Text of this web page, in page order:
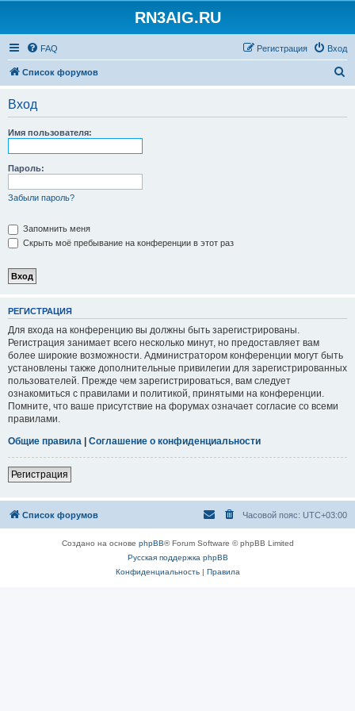
RN3AIG.RU
FAQ Вход
Регистрация
Список форумов
Вход
Имя пользователя:
Пароль:
Забыли пароль?
Запомнить меня
Скрыть моё пребывание на конференции в этот раз
РЕГИСТРАЦИЯ
Для входа на конференцию вы должны быть зарегистрированы.
Регистрация занимает всего несколько минут, но предоставляет вам
более широкие возможности. Администратором конференции могут быть
установлены также дополнительные привилегии для зарегистрированных
пользователей. Прежде чем зарегистрироваться, вам следует
ознакомиться с правилами и политикой, принятыми на конференции.
Помните, что ваше присутствие на форумах означает согласие со всеми
правилами.
Общие правила | Соглашение о конфиденциальности
Регистрация
Список форумов Часовой пояс: UTC+03:00
Создано на основе phpBB® Forum Software © phpBB Limited
Русская поддержка phpBB
Конфиденциальность| Правила